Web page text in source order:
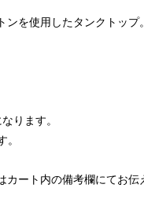
を使用したタンクトップ。
ります。
ート内の備考欄にてお伝